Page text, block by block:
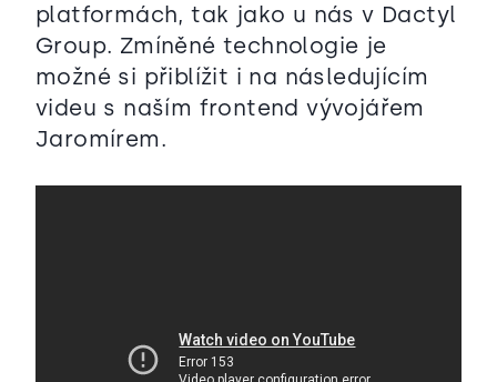
platformách, tak jako u nás v Dactyl
Group. Zmíněné technologie je
možné si přiblížit i na následujícím
videu s naším frontend vývojářem
Jaromírem.